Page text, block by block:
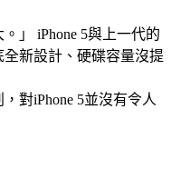
」 iPhone 5與上一代的
新設計、硬碟容量沒提
對iPhone 5並沒有令人